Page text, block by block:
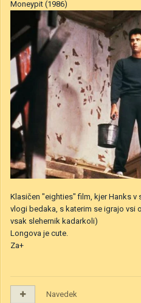
Moneypit (1986)
Klasičen "eighties" film, kjer Hanks
vlogi bedaka, s katerim se igrajo vsi
vsak slehernik kadarkoli)
Longova je cute.
Za+
Navedek